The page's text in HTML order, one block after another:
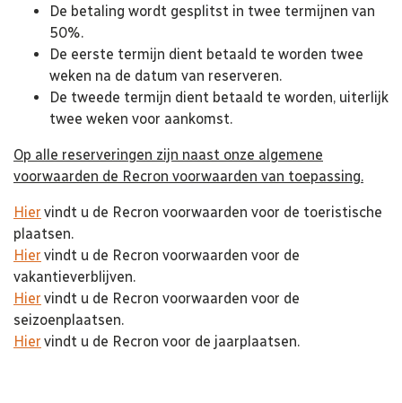
De betaling wordt gesplitst in twee termijnen van
50%.
De eerste termijn dient betaald te worden twee
weken na de datum van reserveren.
De tweede termijn dient betaald te worden, uiterlijk
twee weken voor aankomst.
Op alle reserveringen zijn naast onze algemene
voorwaarden de Recron voorwaarden van toepassing.
Hier vindt u de Recron voorwaarden voor de toeristische
plaatsen.
Hier vindt u de Recron voorwaarden voor de
vakantieverblijven.
Hier vindt u de Recron voorwaarden voor de
seizoenplaatsen.
Hier vindt u de Recron voor de jaarplaatsen.